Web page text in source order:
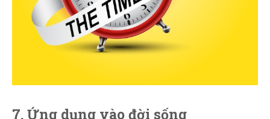
7. Ứng dụng vào đời sống